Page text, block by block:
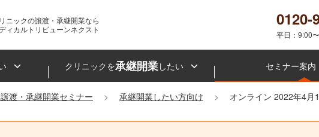
ニックの譲渡・承継開業なら
ィカルトリビューンネクスト
0120-
平日：9:00
クリニックを承継開業したい セミナー案内
渡・承継開業セミナー 承継開業したい方向け オンライン 2022年4月